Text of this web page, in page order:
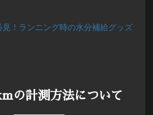
！ランニング時の水分補給グッズ
の計測方法について